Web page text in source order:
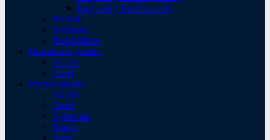
Kaspersky Total Security
Norton
Symantec
Trend Micro
Графика и дизайн
Adobe
Corel
Мультимедиа
Adobe
Corel
Cyberlink
Magix
Sony